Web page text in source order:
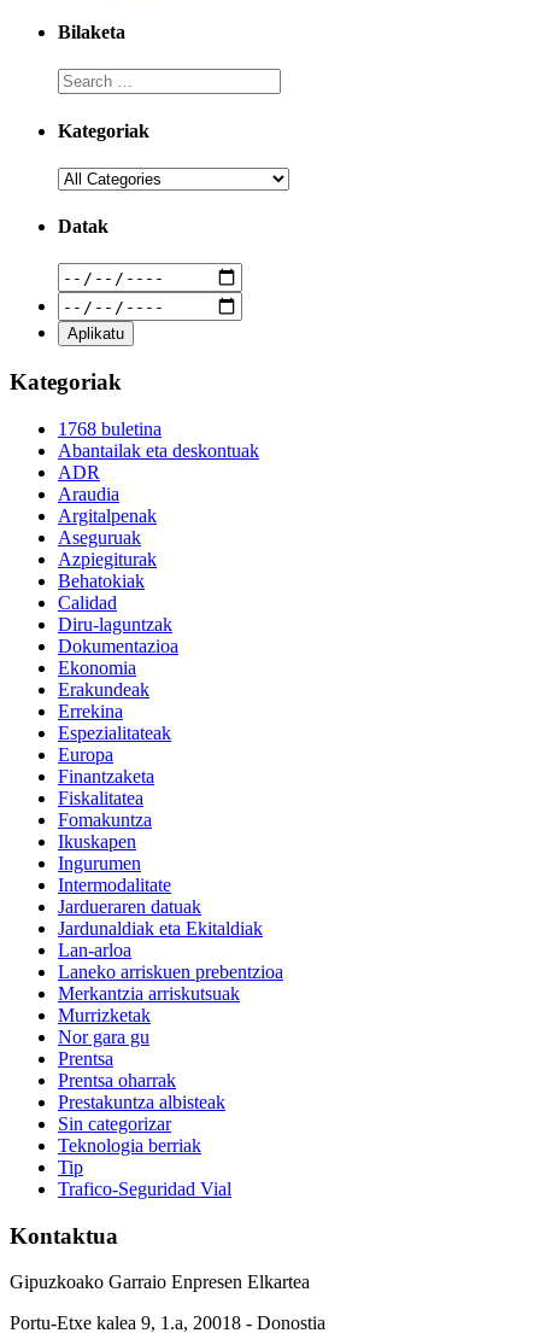
Bilaketa
Kategoriak
Datak
Kategoriak
1768 buletina
Abantailak eta deskontuak
ADR
Araudia
Argitalpenak
Aseguruak
Azpiegiturak
Behatokiak
Calidad
Diru-laguntzak
Dokumentazioa
Ekonomia
Erakundeak
Errekina
Espezialitateak
Europa
Finantzaketa
Fiskalitatea
Fomakuntza
Ikuskapen
Ingurumen
Intermodalitate
Jardueraren datuak
Jardunaldiak eta Ekitaldiak
Lan-arloa
Laneko arriskuen prebentzioa
Merkantzia arriskutsuak
Murrizketak
Nor gara gu
Prentsa
Prentsa oharrak
Prestakuntza albisteak
Sin categorizar
Teknologia berriak
Tip
Trafico-Seguridad Vial
Kontaktua
Gipuzkoako Garraio Enpresen Elkartea
Portu-Etxe kalea 9, 1.a, 20018 - Donostia